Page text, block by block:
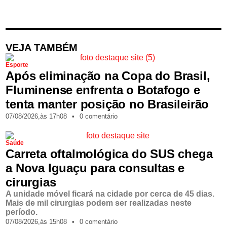
VEJA TAMBÉM
Esporte
Após eliminação na Copa do Brasil,
Fluminense enfrenta o Botafogo e
tenta manter posição no Brasileirão
07/08/2026,às 17h08 • 0 comentário
Saúde
Carreta oftalmológica do SUS chega
a Nova Iguaçu para consultas e
cirurgias
A unidade móvel ficará na cidade por cerca de 45 dias.
Mais de mil cirurgias podem ser realizadas neste
período.
07/08/2026,às 15h08 • 0 comentário